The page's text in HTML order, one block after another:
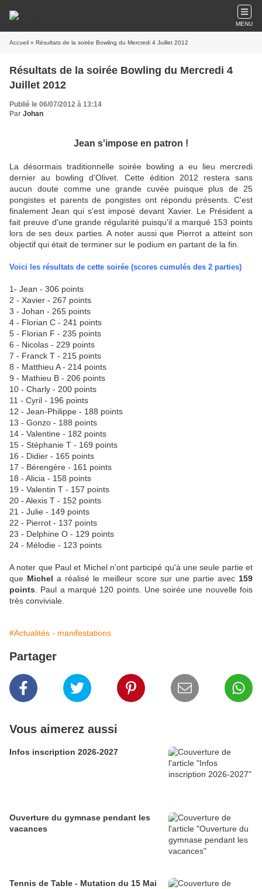
MENU
Accueil » Résultats de la soirée Bowling du Mercredi 4 Juillet 2012
Résultats de la soirée Bowling du Mercredi 4
Juillet 2012
Publié le 06/07/2012 à 13:14
Par Johan
Jean s'impose en patron !
La désormais traditionnelle soirée bowling a eu lieu mercredi
dernier au bowling d'Olivet. Cette édition 2012 restera sans
aucun doute comme une grande cuvée puisque plus de 25
pongistes et parents de pongistes ont répondu présents. C'est
finalement Jean qui s'est imposé devant Xavier. Le Président a
fait preuve d'une grande régularité puisqu'il a marqué 153 points
lors de ses deux parties. A noter aussi que Pierrot a atteint son
objectif qui était de terminer sur le podium en partant de la fin.
Voici les résultats de cette soirée (scores cumulés des 2 parties)
1- Jean - 306 points
2 - Xavier - 267 points
3 - Johan - 265 points
4 - Florian C - 241 points
5 - Florian F - 235 points
6 - Nicolas - 229 points
7 - Franck T - 215 points
8 - Matthieu A - 214 points
9 - Mathieu B - 206 points
10 - Charly - 200 points
11 - Cyril - 196 points
12 - Jean-Philippe - 188 points
13 - Gonzo - 188 points
14 - Valentine - 182 points
15 - Stéphanie T - 169 points
16 - Didier - 165 points
17 - Bérengère - 161 points
18 - Alicia - 158 points
19 - Valentin T - 157 points
20 - Alexis T - 152 points
21 - Julie - 149 points
22 - Pierrot - 137 points
23 - Delphine O - 129 points
24 - Mélodie - 123 points
A noter que Paul et Michel n'ont participé qu'à une seule partie et
que Michel a réalisé le meilleur score sur une partie avec 159
points . Paul a marqué 120 points. Une soirée une nouvelle fois
très conviviale.
#Actualités - manifestations
Partager
Vous aimerez aussi
Infos inscription 2026-2027
Ouverture du gymnase pendant les
vacances
Tennis de Table - Mutation du 15 Mai